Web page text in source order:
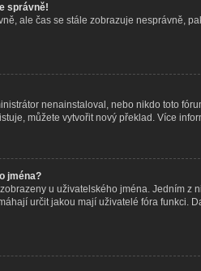
správně!
ale čas se stále zobrazuje nesprávně,
nenainstaloval, nebo nikdo toto
můžete vytvořit nový překlad. Více
jména?
u uživatelského jména. Jedním
určit jakou mají uživatelé fóra funkci.